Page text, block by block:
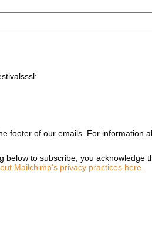
footer of our emails. For information
below to subscribe, you acknowledge
Mailchimp's privacy practices here.